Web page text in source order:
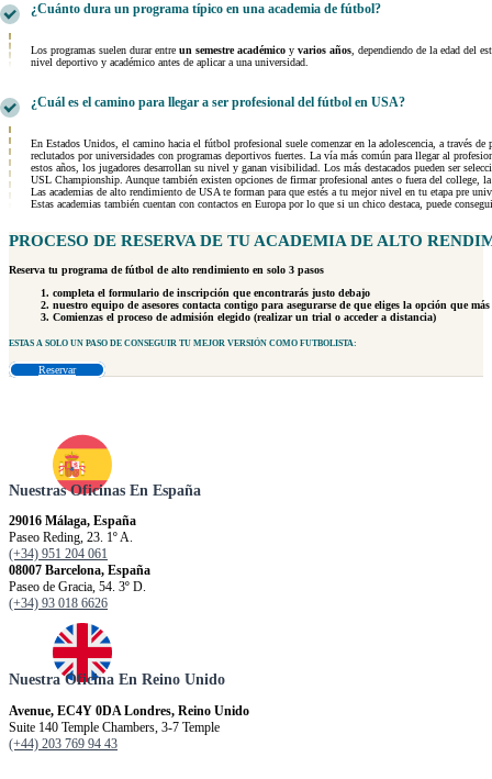
¿Cuánto dura un programa típico en una academia de fútbol?
Los programas suelen durar entre un semestre académico y varios años , dependiendo de la edad del
nivel deportivo y académico antes de aplicar a una universidad.
¿Cuál es el camino para llegar a ser profesional del fútbol en USA?
En Estados Unidos, el camino hacia el fútbol profesional suele comenzar en la adolescencia, a través
reclutados por universidades con programas deportivos fuertes. La vía más común para llegar al
estos años, los jugadores desarrollan su nivel y ganan visibilidad. Los más destacados pueden ser
USL Championship. Aunque también existen opciones de firmar profesional antes o fuera del
Las academias de alto rendimiento de USA te forman para que estés a tu mejor nivel en tu etapa pre
Estas academias también cuentan con contactos en Europa por lo que si un chico destaca, puede
PROCESO DE RESERVA DE TU ACADEMIA DE ALTO
Reserva tu programa de fútbol de alto rendimiento en solo 3 pasos
completa el formulario de inscripción que encontrarás justo debajo
nuestro equipo de asesores contacta contigo para asegurarse de que eliges la opción que
Comienzas el proceso de admisión elegido (realizar un trial o acceder a distancia)
ESTAS A SOLO UN PASO DE CONSEGUIR TU MEJOR VERSIÓN COMO FUTBOLISTA:
Reservar
Nuestras Oficinas En España
29016 Málaga, España
Paseo Reding, 23. 1º A.
(+34) 951 204 061
08007 Barcelona, España
Paseo de Gracia, 54. 3º D.
(+34) 93 018 6626
Nuestra Oficina En Reino Unido
Avenue, EC4Y 0DA Londres, Reino Unido
Suite 140 Temple Chambers, 3-7 Temple
(+44) 203 769 94 43